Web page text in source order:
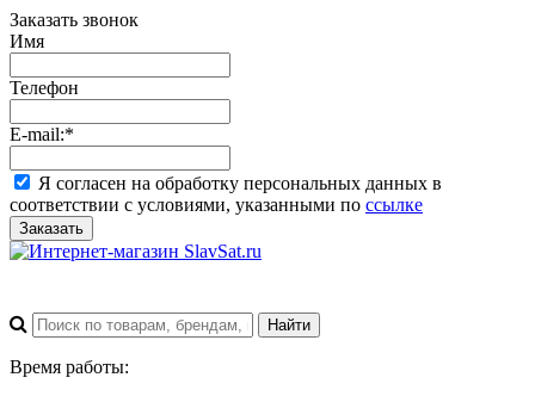
Заказать звонок
Имя
Телефон
E-mail:*
Я согласен на обработку персональных данных в
соответствии с условиями, указанными по ссылке
Заказать
Время работы: